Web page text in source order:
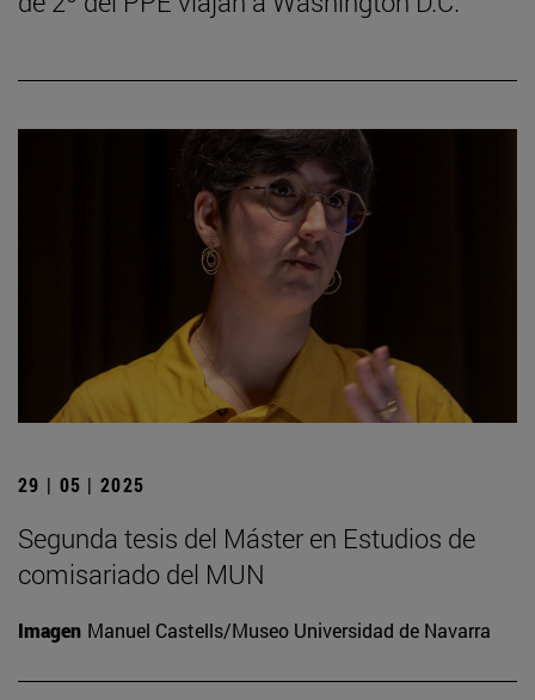
29 | 05 | 2025
Segunda tesis del Máster en Estudios de
comisariado del MUN
Imagen Manuel Castells/Museo Universidad de Navarra